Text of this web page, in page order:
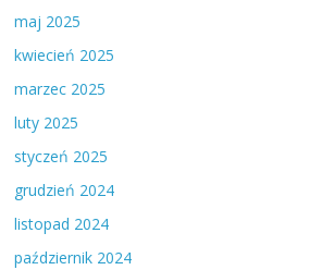
maj 2025
kwiecień 2025
marzec 2025
luty 2025
styczeń 2025
grudzień 2024
listopad 2024
październik 2024